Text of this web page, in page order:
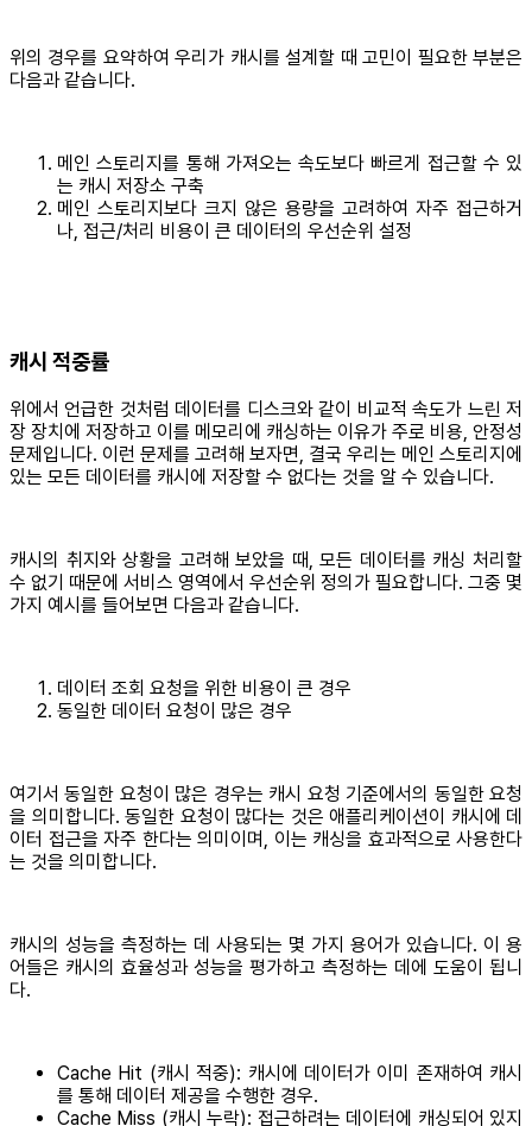
위의 경우를 요약하여 우리가 캐시를 설계할 때 고민이 필요한 부분은
다음과 같습니다.
메인 스토리지를 통해 가져오는 속도보다 빠르게 접근할 수 있
는 캐시 저장소 구축
메인 스토리지보다 크지 않은 용량을 고려하여 자주 접근하거
나, 접근/처리 비용이 큰 데이터의 우선순위 설정
캐시 적중률
위에서 언급한 것처럼 데이터를 디스크와 같이 비교적 속도가 느린 저
장 장치에 저장하고 이를 메모리에 캐싱하는 이유가 주로 비용, 안정성
문제입니다. 이런 문제를 고려해 보자면, 결국 우리는 메인 스토리지에
있는 모든 데이터를 캐시에 저장할 수 없다는 것을 알 수 있습니다.
캐시의 취지와 상황을 고려해 보았을 때, 모든 데이터를 캐싱 처리할
수 없기 때문에 서비스 영역에서 우선순위 정의가 필요합니다. 그중 몇
가지 예시를 들어보면 다음과 같습니다.
데이터 조회 요청을 위한 비용이 큰 경우
동일한 데이터 요청이 많은 경우
여기서 동일한 요청이 많은 경우는 캐시 요청 기준에서의 동일한 요청
을 의미합니다. 동일한 요청이 많다는 것은 애플리케이션이 캐시에 데
이터 접근을 자주 한다는 의미이며, 이는 캐싱을 효과적으로 사용한다
는 것을 의미합니다.
캐시의 성능을 측정하는 데 사용되는 몇 가지 용어가 있습니다. 이 용
어들은 캐시의 효율성과 성능을 평가하고 측정하는 데에 도움이 됩니
다.
Cache Hit (캐시 적중): 캐시에 데이터가 이미 존재하여 캐시
를 통해 데이터 제공을 수행한 경우.
Cache Miss (캐시 누락): 접근하려는 데이터에 캐싱되어 있지